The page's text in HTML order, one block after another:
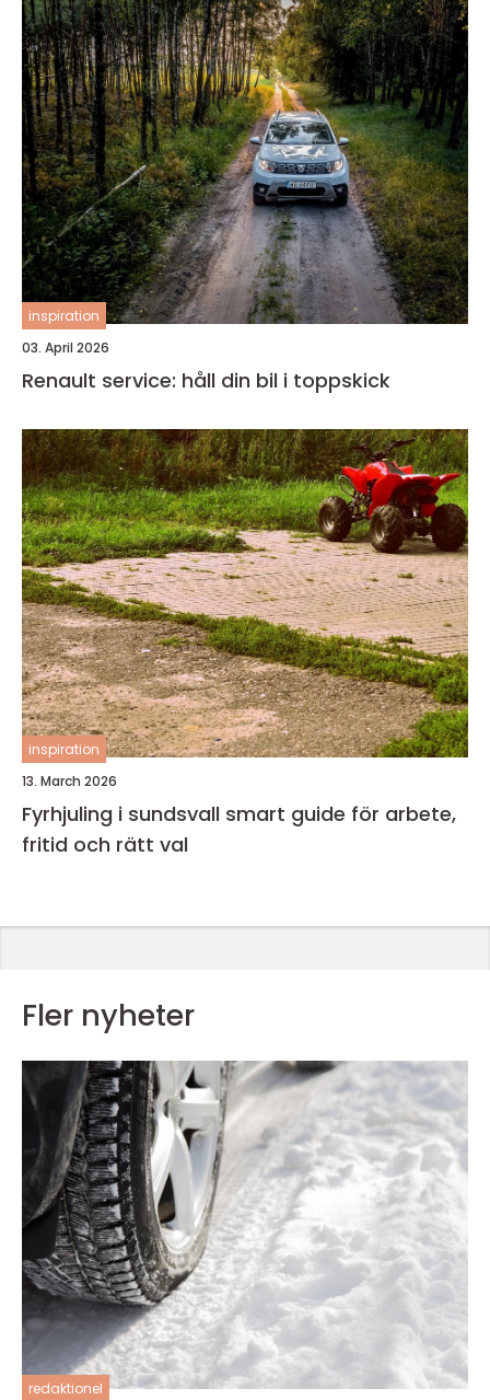
inspiration
03. April 2026
Renault service: håll din bil i toppskick
inspiration
13. March 2026
Fyrhjuling i sundsvall smart guide för arbete,
fritid och rätt val
Fler nyheter
redaktionel